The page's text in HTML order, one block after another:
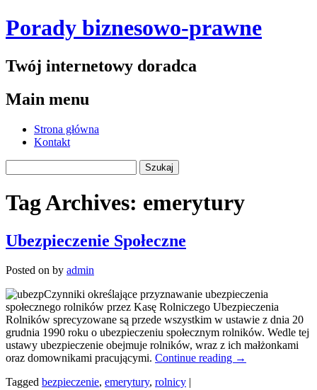
Porady biznesowo-prawne
Twój internetowy doradca
Main menu
Skip
Strona główna
Kontakt
Tag Archives: emerytury
Ubezpieczenie Społeczne
Posted on by admin
Czynniki określające przyznawanie ubezpieczenia
społecznego rolników przez Kasę Rolniczego Ubezpieczenia
Rolników sprecyzowane są przede wszystkim w ustawie z dnia 20
grudnia 1990 roku o ubezpieczeniu społecznym rolników. Wedle tej
ustawy ubezpieczenie obejmuje rolników, wraz z ich małżonkami
oraz domownikami pracującymi. Continue reading →
Tagged bezpieczenie, emerytury, rolnicy